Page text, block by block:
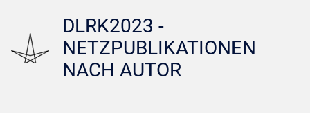
DLRK2023 -
NETZPUBLIKATIONEN
NACH AUTOR